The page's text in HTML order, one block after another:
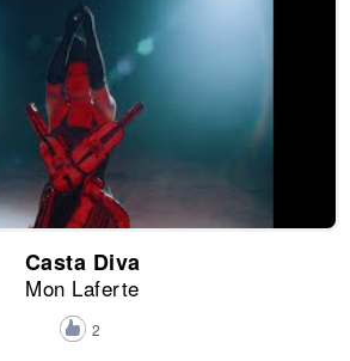
Casta Diva
Mon Laferte
2